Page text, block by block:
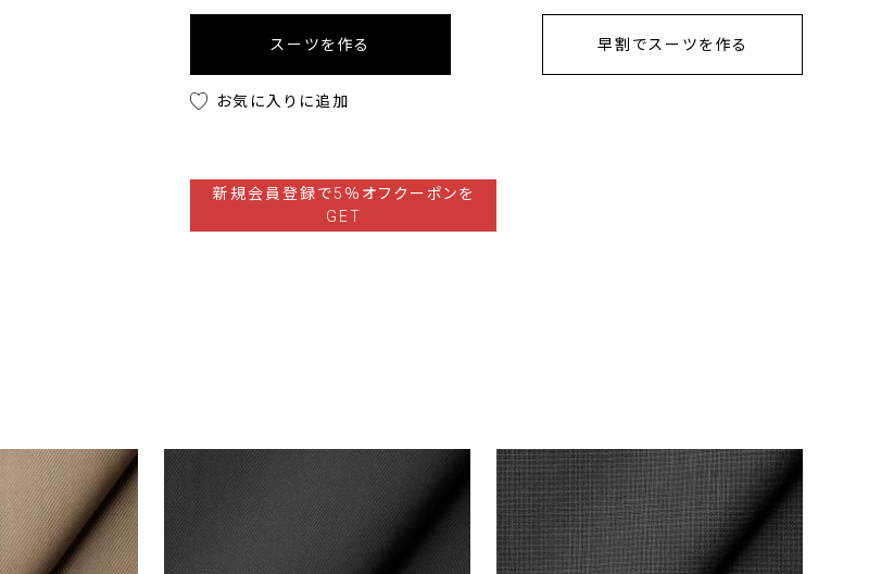
スーツを作る 早割でスーツを作る
お気に入りに追加
新規会員登録で5％オフクーポンを
GET